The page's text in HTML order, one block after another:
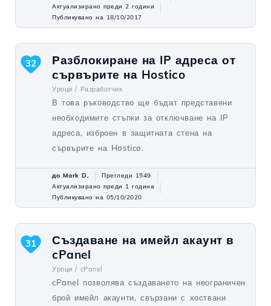
Актуализирано преди 2 години
Публикувано на 18/10/2017
Разблокиране на IP адреса от
сървърите на Hostico
Уроци / Разработчик
В това ръководство ще бъдат представени
необходимите стъпки за отключване на IP
адреса, изброен в защитната стена на
сървърите на Hostico.
32
до Mark D.
Прегледи 1549
Актуализирано преди 1 година
Публикувано на 05/10/2020
Създаване на имейл акаунт в
cPanel
Уроци / cPanel
cPanel позволява създаването на неограничен
брой имейл акаунти, свързани с хоствани
31